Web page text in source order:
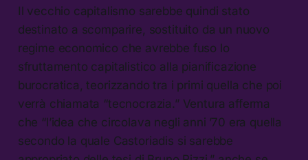
Il vecchio capitalismo sarebbe quindi stato
destinato a scomparire, sostituito da un nuovo
regime economico che avrebbe fuso lo
sfruttamento capitalistico alla pianificazione
burocratica, teorizzando tra i primi quella che poi
verrà chiamata “tecnocrazia.” Ventura afferma
che “l’idea che circolava negli anni ’70 era quella
secondo la quale Castoriadis si sarebbe